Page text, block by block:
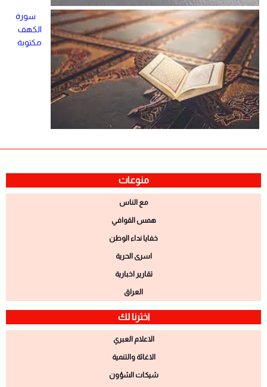
سورة
الكهف
مكتوبة
منوعات
مع الناس
همس القوافي
خفايا نداء الوطن
اسرى الحرية
تقارير اخبارية
العراق
اخترنا لك
الاعلام العبري
الاغاثة والتنمية
شيكات الشؤون